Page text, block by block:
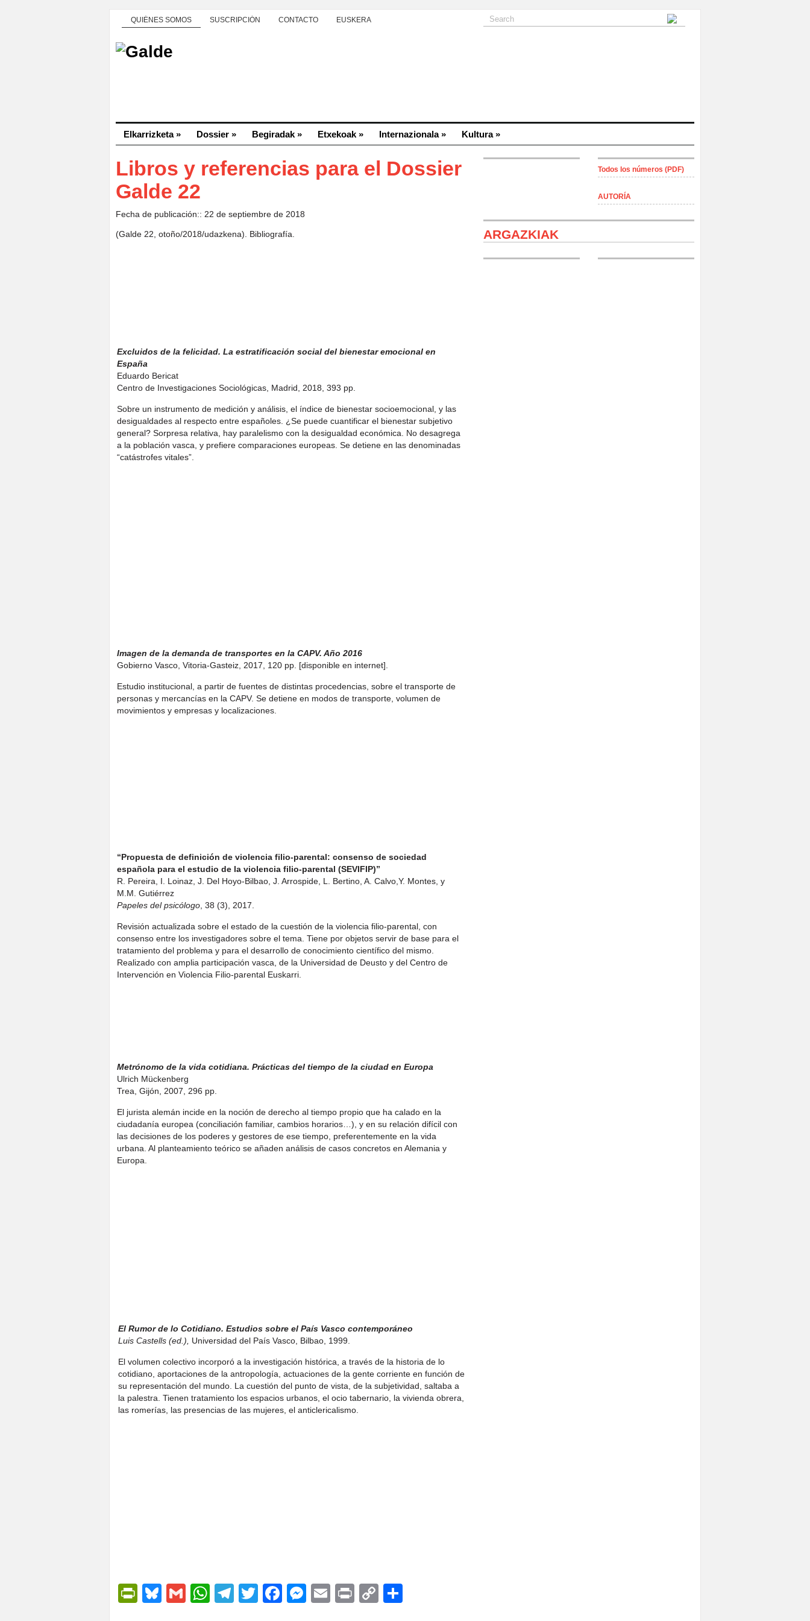
QUIÉNES SOMOS SUSCRIPCIÓN CONTACTO EUSKERA
Elkarrizketa» Dossier » Begiradak » Etxekoak » Internazionala» Kultura»
Libros y referencias para el Dossier
Galde 22
Fecha de publicación:: 22 de septiembre de 2018
(Galde 22, otoño/2018/udazkena). Bibliografía.
Excluidos de la felicidad. La estratificación social del bienestar emocional en
España
Eduardo Bericat
Centro de Investigaciones Sociológicas, Madrid, 2018, 393 pp.
Sobre un instrumento de medición y análisis, el índice de bienestar socioemocional, y las
desigualdades al respecto entre españoles. ¿Se puede cuantificar el bienestar subjetivo
general? Sorpresa relativa, hay paralelismo con la desigualdad económica. No desagrega
a la población vasca, y prefiere comparaciones europeas. Se detiene en las denominadas
“catástrofes vitales”.
Imagen de la demanda de transportes en la CAPV. Año 2016
Gobierno Vasco, Vitoria-Gasteiz, 2017, 120 pp. [disponible en internet].
Estudio institucional, a partir de fuentes de distintas procedencias, sobre el transporte de
personas y mercancías en la CAPV. Se detiene en modos de transporte, volumen de
movimientos y empresas y localizaciones.
“Propuesta de definición de violencia filio-parental: consenso de sociedad
española para el estudio de la violencia filio-parental (SEVIFIP)”
R. Pereira, I. Loinaz, J. Del Hoyo-Bilbao, J. Arrospide, L. Bertino, A. Calvo,Y. Montes, y
M.M. Gutiérrez
Papeles del psicólogo , 38 (3), 2017.
Revisión actualizada sobre el estado de la cuestión de la violencia filio-parental, con
consenso entre los investigadores sobre el tema. Tiene por objetos servir de base para el
tratamiento del problema y para el desarrollo de conocimiento científico del mismo.
Realizado con amplia participación vasca, de la Universidad de Deusto y del Centro de
Intervención en Violencia Filio-parental Euskarri.
Metrónomo de la vida cotidiana. Prácticas del tiempo de la ciudad en Europa
Ulrich Mückenberg
Trea, Gijón, 2007, 296 pp.
El jurista alemán incide en la noción de derecho al tiempo propio que ha calado en la
ciudadanía europea (conciliación familiar, cambios horarios…), y en su relación difícil con
las decisiones de los poderes y gestores de ese tiempo, preferentemente en la vida
urbana. Al planteamiento teórico se añaden análisis de casos concretos en Alemania y
Europa.
El Rumor de lo Cotidiano. Estudios sobre el País Vasco contemporáneo
Luis Castells (ed.),
Universidad del País Vasco, Bilbao, 1999.
El volumen colectivo incorporó a la investigación histórica, a través de la historia de lo
cotidiano, aportaciones de la antropología, actuaciones de la gente corriente en función de
su representación del mundo. La cuestión del punto de vista, de la subjetividad, saltaba a
la palestra. Tienen tratamiento los espacios urbanos, el ocio tabernario, la vivienda obrera,
las romerías, las presencias de las mujeres, el anticlericalismo.
PrintFriendly
Bluesky
GmailWhatsApp
Telegram
TwitterFacebook
Messenger
EmailPrintCopy
Todos los números (PDF)
AUTORÍA
ARGAZKIAK
Eugenia Nobati, Argentina